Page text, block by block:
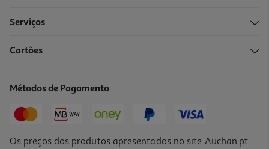
Serviços
Cartões
Métodos de Pagamento
Os preços dos produtos apresentados no site Auchan.pt